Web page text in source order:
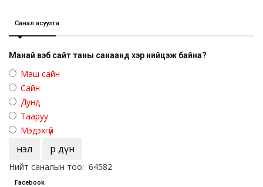
Санал асуулга
Манай вэб сайт таны санаанд хэр нийцэж байна?
Маш сайн
Сайн
Дунд
Тааруу
Мэдэхгүй
Үнэл Үр дүн
Нийт саналын тоо: 64582
Facebook